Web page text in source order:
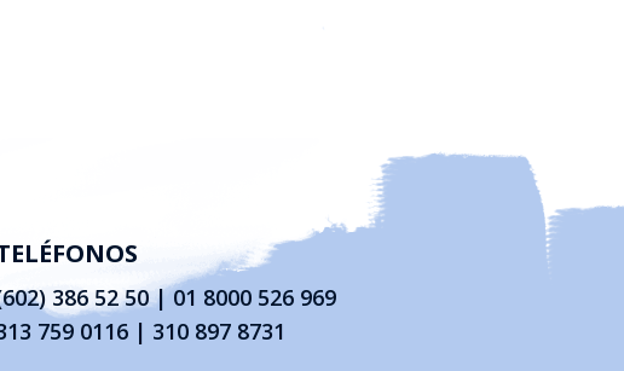
386 52 50|01 8000 526 969
759 0116 | 310 897 8731